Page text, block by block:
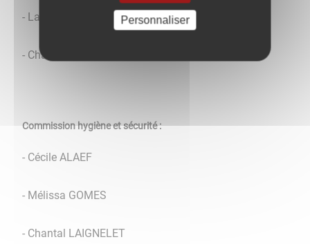
- Laetitia GEORGES
- Chantal LAIGNELET
Commission hygiène et sécurité :
- Cécile ALAEF
- Mélissa GOMES
- Chantal LAIGNELET
Personnaliser